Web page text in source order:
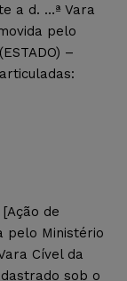
a d. …ª Vara
pelo
–
[Ação de
pelo Ministério
Cível da
sob o